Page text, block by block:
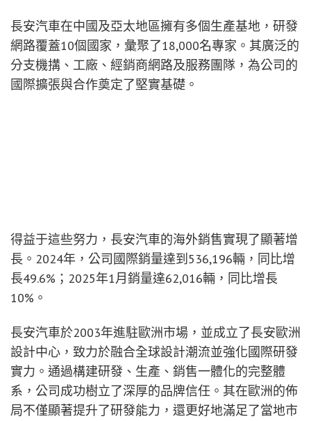
長安汽車在中國及亞太地區擁有多個生產基地，研發
網路覆蓋10個國家，彙聚了18,000名專家。其廣泛的
分支機搆、工廠、經銷商網路及服務團隊，為公司的
國際擴張與合作奠定了堅實基礎。
得益于這些努力，長安汽車的海外銷售實現了顯著增
長。2024年，公司國際銷量達到536,196輛，同比增
長49.6%；2025年1月銷量達62,016輛，同比增長
10%。
長安汽車於2003年進駐歐洲市場，並成立了長安歐洲
設計中心，致力於融合全球設計潮流並強化國際研發
實力。通過構建研發、生產、銷售一體化的完整體
系，公司成功樹立了深厚的品牌信任。其在歐洲的佈
局不僅顯著提升了研發能力，還更好地滿足了當地市